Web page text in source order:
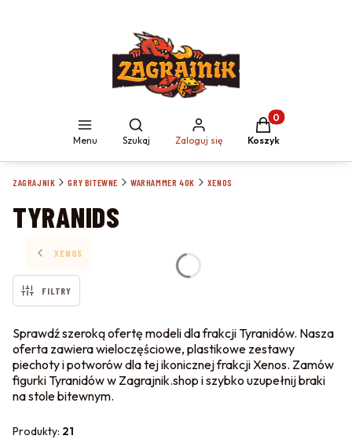
Menu
Otwórz wyszukiwarkę
Szukaj Zaloguj się
Produkty w
Koszyk
ZAGRAJNIK GRY BITEWNE WARHAMMER 40K XENOS
TYRANIDS
XENOS
FILTRY
Sprawdź szeroką ofertę modeli dla frakcji Tyranidów. Nasza
oferta zawiera wieloczęściowe, plastikowe zestawy
piechoty i potworów dla tej ikonicznej frakcji Xenos. Zamów
figurki Tyranidów w Zagrajnik.shop i szybko uzupełnij braki
na stole bitewnym.
Produkty: 21